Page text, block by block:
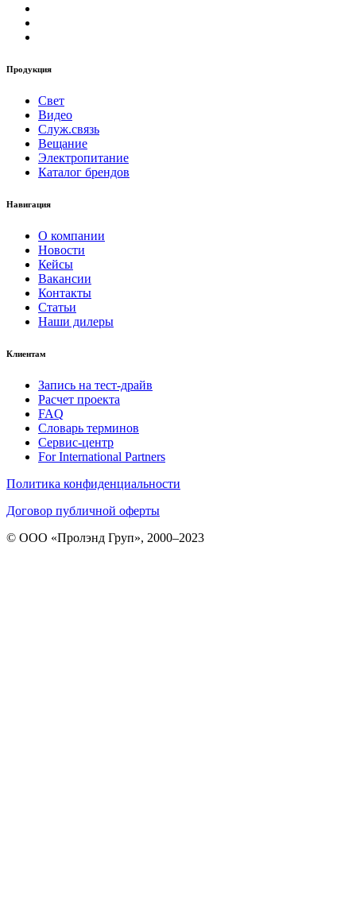
Продукция
Свет
Видео
Служ.связь
Вещание
Электропитание
Каталог брендов
Навигация
О компании
Новости
Кейсы
Вакансии
Контакты
Статьи
Наши дилеры
Клиентам
Запись на тест-драйв
Расчет проекта
FAQ
Словарь терминов
Сервис-центр
For International Partners
Политика конфиденциальности
Договор публичной оферты
© ООО «Пролэнд Груп», 2000–2023